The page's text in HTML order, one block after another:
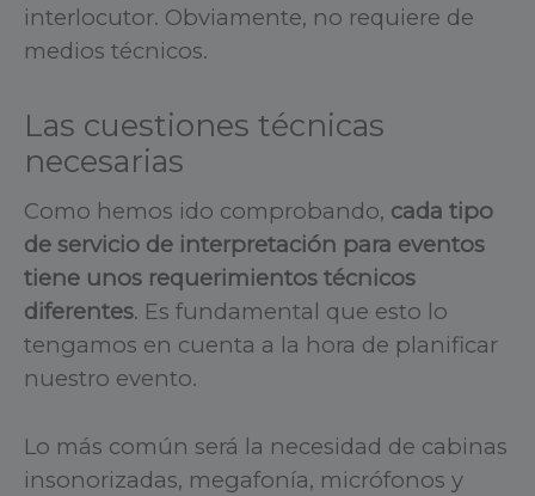
interlocutor. Obviamente, no requiere de
medios técnicos.
Las cuestiones técnicas
necesarias
Como hemos ido comprobando, cada tipo
de servicio de interpretación para eventos
tiene unos requerimientos técnicos
diferentes. Es fundamental que esto lo
tengamos en cuenta a la hora de planificar
nuestro evento.
Lo más común será la necesidad de cabinas
insonorizadas, megafonía, micrófonos y